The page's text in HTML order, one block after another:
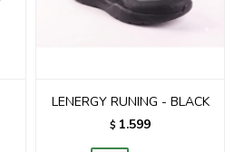
LENERGY RUNING - BLACK
$ 1.599